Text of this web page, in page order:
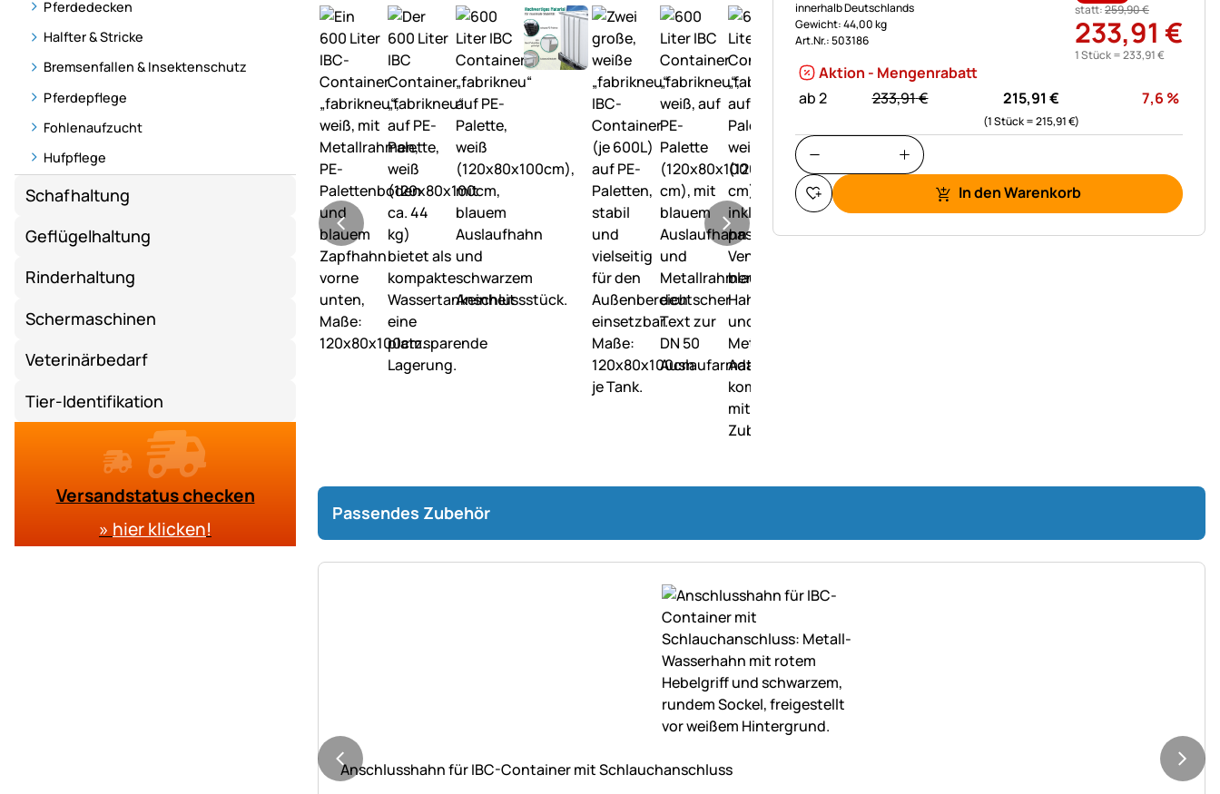
Pferdedecken
Halfter & Stricke
Bremsenfallen & Insektenschutz
Pferdepflege
Fohlenaufzucht
Hufpflege
Schafhaltung
Geflügelhaltung
Rinderhaltung
Schermaschinen
Veterinärbedarf
Tier-Identifikation
Versandstatus checken
» hier klicken!
innerhalb Deutschlands
Gewicht: 44,00 kg
Art.Nr.: 503186
statt:259,90€
233,91 €
1 Stück =233,91€
Aktion - Mengenrabatt
ab 2
statt:
233,91€ 215,91€
(1 Stück =215,91€)
7,6 %
In den Warenkorb
Passendes Zubehör
Noch keine Bewertungen abgegeben
Anschlusshahn für IBC-Container mit Schlauchanschluss